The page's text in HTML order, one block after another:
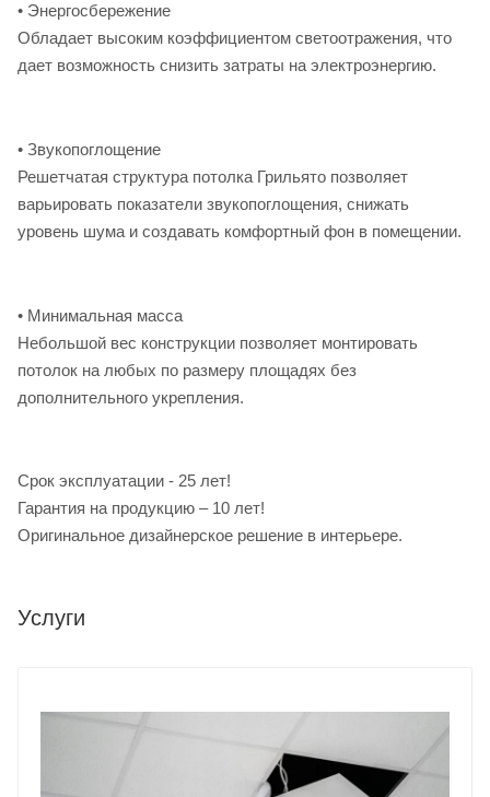
• Энергосбережение
Обладает высоким коэффициентом светоотражения, что
дает возможность снизить затраты на электроэнергию.
• Звукопоглощение
Решетчатая структура потолка Грильято позволяет
варьировать показатели звукопоглощения, снижать
уровень шума и создавать комфортный фон в помещении.
• Минимальная масса
Небольшой вес конструкции позволяет монтировать
потолок на любых по размеру площадях без
дополнительного укрепления.
Срок эксплуатации - 25 лет!
Гарантия на продукцию – 10 лет!
Оригинальное дизайнерское решение в интерьере.
Услуги